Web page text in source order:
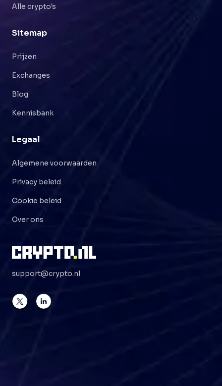
Alle crypto's
Sitemap
Prijzen
Exchanges
Blog
Kennisbank
Legaal
Algemene voorwaarden
Privacy beleid
Cookie beleid
Over ons
support@crypto.nl